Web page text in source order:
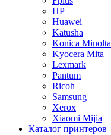
HP
Huawei
Katusha
Konica Minolta
Kyocera Mita
Lexmark
Pantum
Ricoh
Samsung
Xerox
Xiaomi Mijia
Каталог принтеров